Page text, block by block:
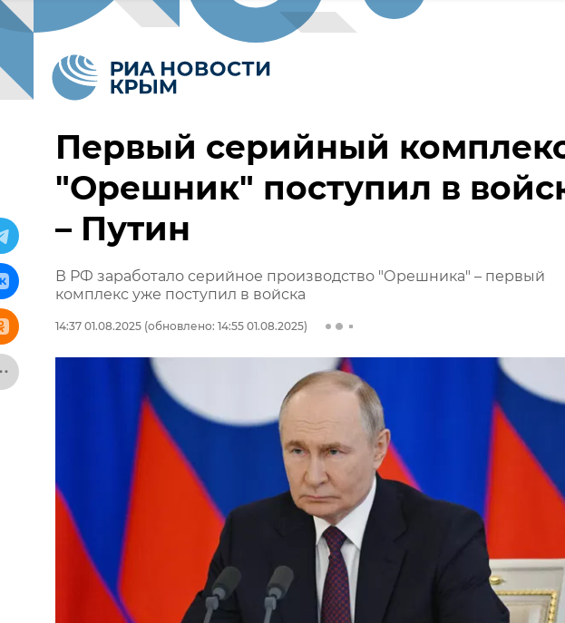
Первый серийный
"Орешник" поступил в
– Путин
В РФ заработало серийное производство "Орешника" – первый
комплекс уже поступил в войска
14:37 01.08.2025 (обновлено: 14:55 01.08.2025)